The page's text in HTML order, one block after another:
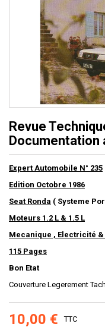
Revue
Documentation
Expert Automobile N° 235
Edition Octobre 1986
Seat Ronda ( Systeme
Moteurs 1.2 L & 1.5 L
Mecanique , Electricité
115 Pages
Bon Etat
Couverture Legerement
10,00 € TTC